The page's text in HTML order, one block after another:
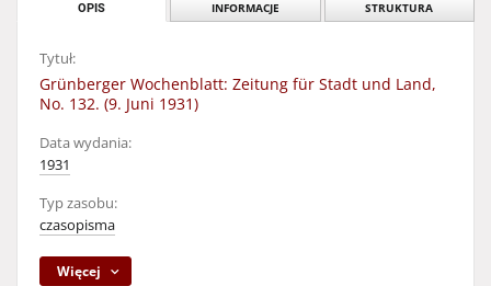
OPIS INFORMACJE STRUKTURA
Tytuł:
Grünberger Wochenblatt: Zeitung für Stadt und Land,
No. 132. (9. Juni 1931)
Data wydania:
1931
Typ zasobu:
czasopisma
Więcej